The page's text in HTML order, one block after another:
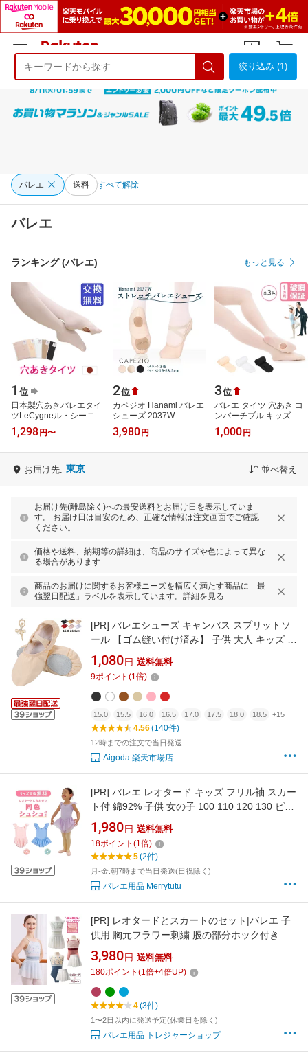
ようこそ 楽天市場へ ログイン
絞り込み (1)
バレエ 送料 すべて解除
バレエ
ランキング (バレエ) もっと見る
1 位
日本製穴あきバレエタイ
ツLeCygneル・シーニュ
バレエ タイツ 子供用 ジ
ュニア 大人用 マチなし
1,298 円〜
2位
カペジオ Hanami バレエ
シューズ 2037W
Capezio バレエ ストレッ
チ スプリットソール キ
3,980 円
3位
バレエ タイツ 穴あき コ
ンバーチブル キッズ ジ
ュニア 大人 子供 トゥシ
ューズ対応 ポワント レ
1,000 円
お届け先: 東京 並べ替え
お届け先(離島除く)への最安送料とお届け日を表示していま
す。 お届け日は目安のため、正確な情報は注文画面でご確認
ください。
価格や送料、納期等の詳細は、商品のサイズや色によって異な
る場合があります
商品のお届けに関するお客様ニーズを幅広く満たす商品に「最
強翌日配送」ラベルを表示しています。 詳細を見る
[PR] バレエシューズ キャンバス スプリットソ
ール 【ゴム縫い付け済み】 子供 大人 キッズ ジ
ュニア レディース 15cm〜26cm バレエ シュー
ズ レッスン 練習用 発表会 新体操 バレエ用品
ホワイト ピンク 黒 赤 ベージュ 送料無料
Aigoda
1,080 円 送料無料
9ポイント (1倍)
15.0 15.5 16.0 16.5 17.0 17.5 18.0 18.5 +15
4.56(140件)
12時までの注文で当日発送
Aigoda 楽天市場店
[PR] バレエ レオタード キッズ フリル袖 スカー
ト付 綿92% 子供 女の子 100 110 120 130 ピン
ク パープル ブルー バレエ用品 レッスン 練習着
初心者
1,980 円 送料無料
18ポイント (1倍)
5(2件)
月-金:朝7時まで当日発送(日祝除く)
バレエ用品 Merrytutu
[PR] レオタードとスカートのセット|バレエ 子
供用 胸元フラワー刺繍 股の部分ホック付き
【こども・キッズ】バレエ用品 バレエレオター
ド セットアップ【売れ筋】【股オープン】|
3,980 円 送料無料
180ポイント (1倍+4倍UP)
4(3件)
1〜2日以内に発送予定(休業日を除く)
バレエ用品 トレジャーショップ